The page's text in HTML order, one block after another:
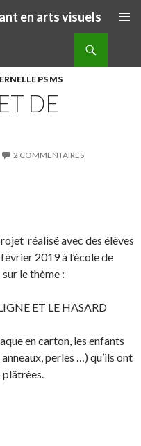
en arts visuels
PS MS
DE
2 COMMENTAIRES
i
n
g
e
!
réalisé avec des élèves
2019 à l’école de
le thème :
ET LE HASARD
en carton, les enfants
perles …) qu’ils ont